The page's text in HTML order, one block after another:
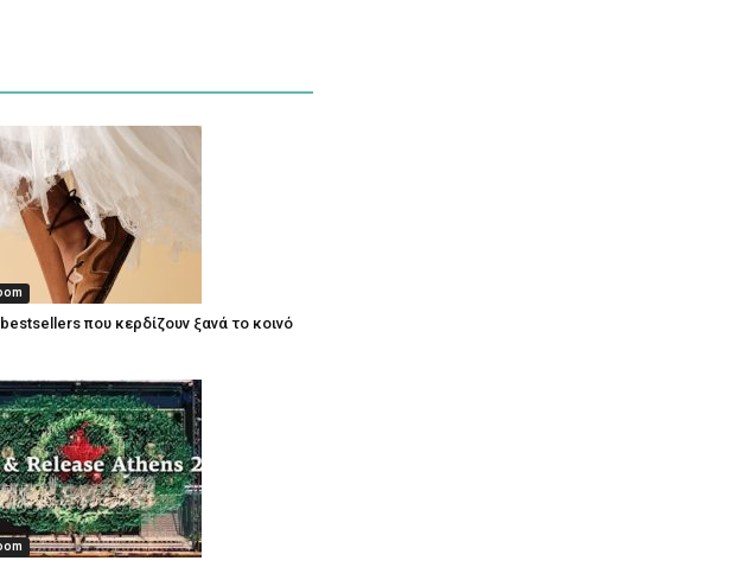
που κερδίζουν ξανά το κοινό